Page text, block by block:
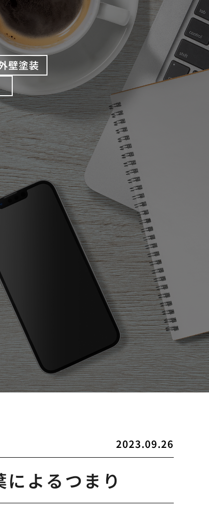
壁塗装
2023.09.26
よるつまり